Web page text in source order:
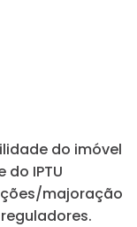
do imóvel
IPTU
majoração